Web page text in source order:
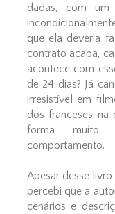
dadas, com
que ela deveria
contrato acaba,
acontece com
de 24 dias? Já
irresistível em
dos franceses
forma muito
comportamento.
Apesar desse
percebi que a
cenários e